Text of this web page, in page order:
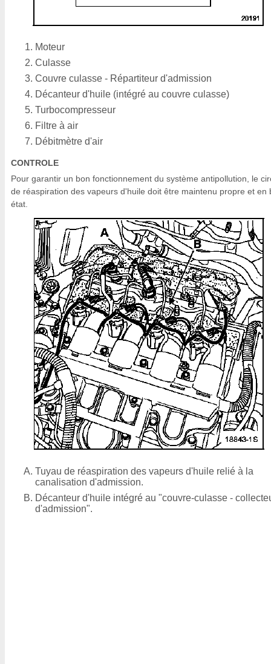
Moteur
Culasse
Couvre culasse - Répartiteur d'admission
Décanteur d'huile (intégré au couvre culasse)
Turbocompresseur
Filtre à air
Débitmètre d'air
CONTROLE
Pour garantir un bon fonctionnement du système antipollution, le
de réaspiration des vapeurs d'huile doit être maintenu propre et en
état.
Tuyau de réaspiration des vapeurs d'huile relié à la
canalisation d'admission.
Décanteur d'huile intégré au "couvre-culasse -
d'admission".